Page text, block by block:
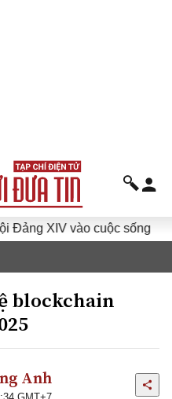
vào cuộc sống
blockchain
Anh
GMT+7